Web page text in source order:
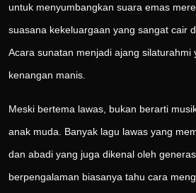
untuk menyumbangkan suara emas
suasana kekeluargaan yang sangat cair
Acara sunatan menjadi ajang silaturahmi
kenangan manis.
Meski bertema lawas, bukan berarti
anak muda. Banyak lagu lawas yang
dan abadi yang juga dikenal oleh
berpengalaman biasanya tahu cara